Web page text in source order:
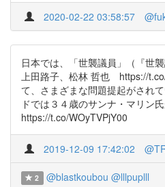
2020-02-22 03:58:57
日本では、「世襲議員」（『世
上田路子、松林 哲也 https://
て、さまざまな問題提起がされ
ドでは３４歳のサンナ・マリン
https://t.co/WOyTVPjY00
2019-12-09 17:42:02
2 @blastkoubou @lllpuplll